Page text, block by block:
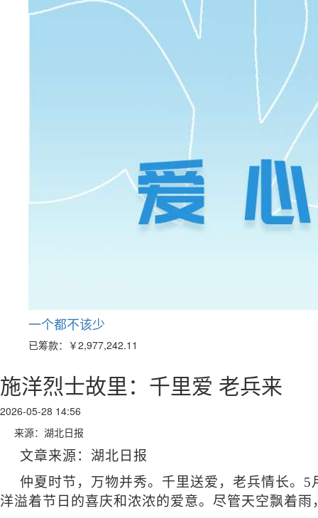
一个都不该少
已筹款： ￥2,977,242.11
施洋烈士故里：千里爱 老兵来
2026-05-28 14:56
来源：湖北日报
文章来源：湖北日报
仲夏时节，万物并秀。千里送爱，老兵情长。 5
洋溢着节日的喜庆和浓浓的爱意。尽管天空飘着